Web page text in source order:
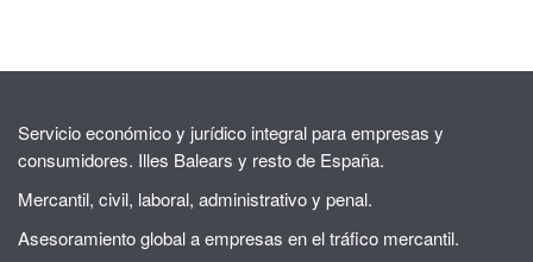
Servicio económico y jurídico integral para empresas y
consumidores. Illes Balears y resto de España.
Mercantil, civil, laboral, administrativo y penal.
Asesoramiento global a empresas en el tráfico mercantil.